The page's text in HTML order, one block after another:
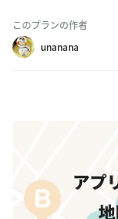
このプランの作者
unanana